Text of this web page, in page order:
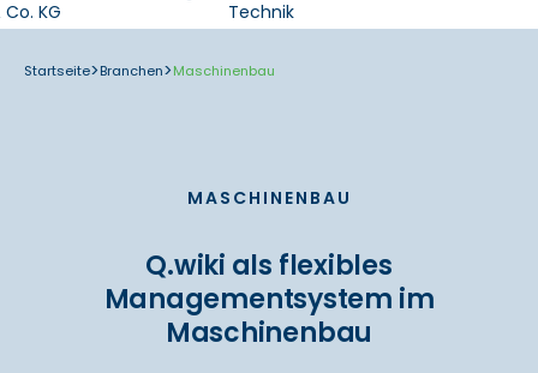
Startseite>Branchen>Maschinenbau
MASCHINENBAU
Q.wiki als flexibles
Managementsystem im
Maschinenbau